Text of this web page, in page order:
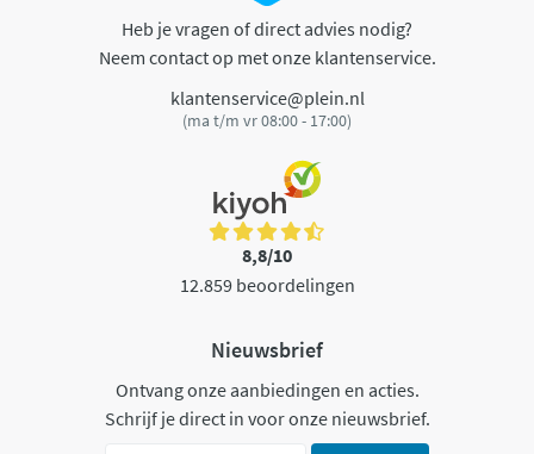
Heb je vragen of direct advies nodig?
Neem contact op met onze klantenservice.
klantenservice@plein.nl
(ma t/m vr 08:00 - 17:00)
8,8/10
12.859 beoordelingen
Nieuwsbrief
Ontvang onze aanbiedingen en acties.
Schrijf je direct in voor onze nieuwsbrief.